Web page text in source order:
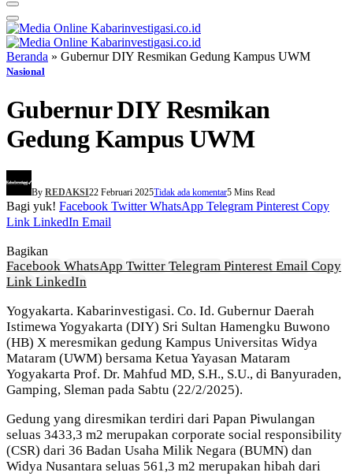
Beranda » Gubernur DIY Resmikan Gedung Kampus UWM
Nasional
Gubernur DIY Resmikan
Gedung Kampus UWM
By REDAKSI22 Februari 2025Tidak ada komentar5 Mins Read
Bagi yuk! Facebook Twitter WhatsApp Telegram Pinterest Copy
Link LinkedIn Email
Bagikan
Facebook WhatsApp Twitter Telegram Pinterest Email Copy
Link LinkedIn
Yogyakarta. Kabarinvestigasi. Co. Id. Gubernur Daerah
Istimewa Yogyakarta (DIY) Sri Sultan Hamengku Buwono
(HB) X meresmikan gedung Kampus Universitas Widya
Mataram (UWM) bersama Ketua Yayasan Mataram
Yogyakarta Prof. Dr. Mahfud MD, S.H., S.U., di Banyuraden,
Gamping, Sleman pada Sabtu (22/2/2025).
Gedung yang diresmikan terdiri dari Papan Piwulangan
seluas 3433,3 m2 merupakan corporate social responsibility
(CSR) dari 36 Badan Usaha Milik Negara (BUMN) dan
Widya Nusantara seluas 561,3 m2 merupakan hibah dari